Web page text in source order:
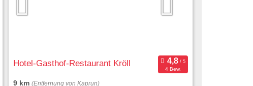
Hotel-Gasthof-Restaurant Kröll
4 Bew.
9 km (Entfernung von Kaprun)